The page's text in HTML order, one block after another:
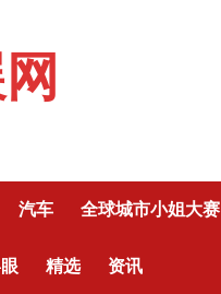
汽车 全球城市小姐大赛
精选 资讯